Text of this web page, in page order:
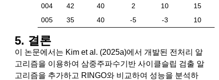
004
42 40 2 10
15
005
35 40 -5 -3 10
5. 결론
이 논문에서는 Kim et al. (2025a)에서 개발된 전처리 알
고리즘을 이용하여 삼중주파수기반 사이클슬립 검출 알
고리즘을 추가하고 RINGO와 비교하여 성능을 분석하